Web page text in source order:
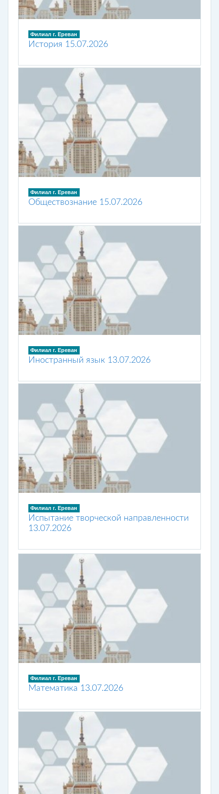
Филиал г. Ереван
История 15.07.2026
Филиал г. Ереван
Обществознание 15.07.2026
Филиал г. Ереван
Иностранный язык 13.07.2026
Филиал г. Ереван
Испытание творческой направленности
13.07.2026
Филиал г. Ереван
Математика 13.07.2026